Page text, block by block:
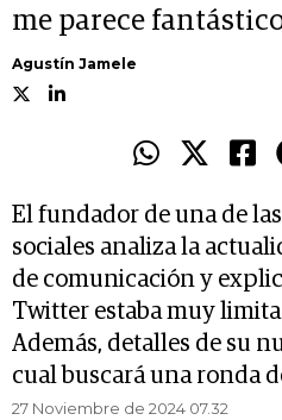
me parece
Agustín Jamele
El fundador de una de
sociales analiza la
de comunicación y
Twitter estaba muy
Además, detalles de su
cual buscará una ronda
27 Noviembre de 2024 07.32